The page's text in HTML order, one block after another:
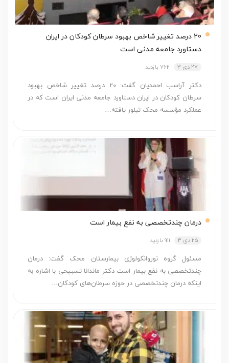
20 درصد تغییر شاخص بهبود سرطان کودکان در ایران
دستاورد جامعه مدنی است
27 دی 3 762 بازدید
دکتر آراسب احمدیان گفت: 20 درصد تغییر شاخص بهبود
سرطان کودکان در ایران دستاورد جامعه مدنی ایران است که در
عملکرد مؤسسه محک تبلور یافته…
درمان چندتخصصی به نفع بیمار است
25 دی 3 911 بازدید
مسئول گروه نوروانکولوژی بیمارستان محک گفت: درمان
چندتخصصی به نفع بیمار است دکتر ماندانا تسبیحی با اشاره به
اینکه درمان چندتخصصی در حوزه سرطان‌های کودکان…